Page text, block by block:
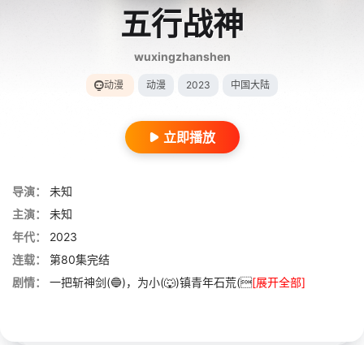
五行战神
wuxingzhanshen
动漫 动漫 2023 中国大陆
立即播放
导演：
未知
主演：
未知
年代：
2023
连载：
第80集完结
剧情：
一把斩神剑(🔵)，为小(🐺)镇青年石荒([展开全部]